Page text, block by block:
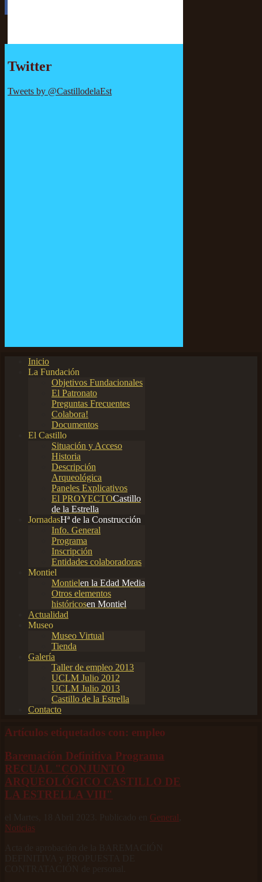
Twitter
Tweets by @CastillodelaEst
Inicio
La Fundación
Objetivos Fundacionales
El Patronato
Preguntas Frecuentes
Colabora!
Documentos
El Castillo
Situación y Acceso
Historia
Descripción
Arqueológica
Paneles Explicativos
El PROYECTOCastillo
de la Estrella
JornadasHª de la Construcción
Info. General
Programa
Inscripción
Entidades colaboradoras
Montiel
Montielen la Edad Media
Otros elementos
históricosen Montiel
Actualidad
Museo
Museo Virtual
Tienda
Galería
Taller de empleo 2013
UCLM Julio 2012
UCLM Julio 2013
Castillo de la Estrella
Contacto
Artículos etiquetados con: empleo
Baremación Definitiva Programa
RECUAL "CONJUNTO
ARQUEOLÓGICO CASTILLO DE
LA ESTRELLA VIII"
General
Noticias